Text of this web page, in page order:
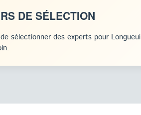
DE SÉLECTION
sélectionner des experts pour